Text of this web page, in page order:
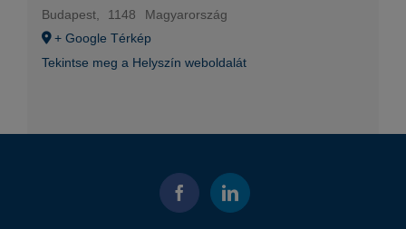
Budapest, 1148
Magyarország
+ Google Térkép
Tekintse meg a Helyszín weboldalát